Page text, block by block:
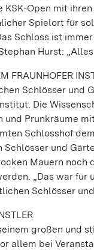
Open mit
Spielort für
Schloss ist
Hurst:
FRAUNHOFER
Schlösser und
Die
und Prunkräume
Schlosshof
Schlösser und
Mauern
„Das war
Schlösser
großen und
allem bei